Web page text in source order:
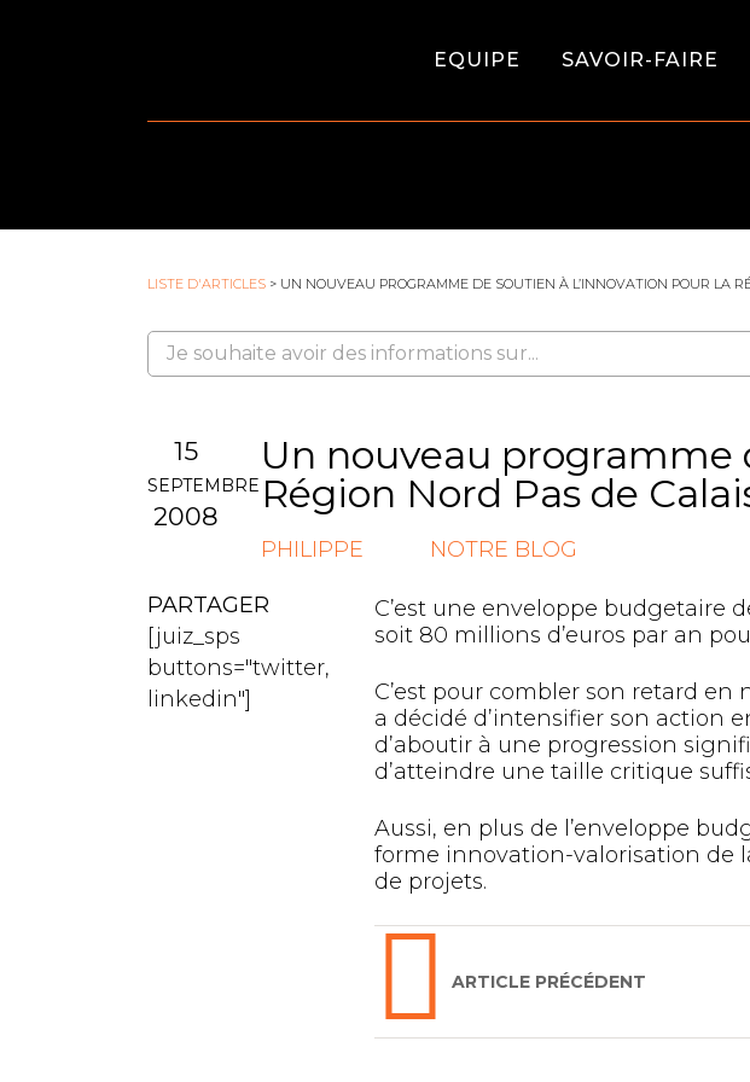
EQUIPE SAVOIR-FAIRE
LISTE D'ARTICLES > UN NOUVEAU PROGRAMME DE SOUTIEN À L’INNOVATION POUR LA
15
SEPTEMBRE
2008
Un nouveau programme
Région Nord Pas de
PHILIPPE NOTRE BLOG
PARTAGER
[juiz_sps
buttons="twitter,
linkedin"]
C’est une enveloppe budgetaire
soit 80 millions d’euros par an
C’est pour combler son retard en
a décidé d’intensifier son action
d’aboutir à une progression
d’atteindre une taille critique
Aussi, en plus de l’enveloppe
forme innovation-valorisation de
de projets.
ARTICLE PRÉCÉDENT